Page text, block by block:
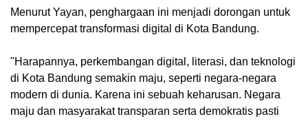
Menurut Yayan, penghargaan ini menjadi dorongan untuk
mempercepat transformasi digital di Kota Bandung.
"Harapannya, perkembangan digital, literasi, dan teknologi
di Kota Bandung semakin maju, seperti negara-negara
modern di dunia. Karena ini sebuah keharusan. Negara
maju dan masyarakat transparan serta demokratis pasti